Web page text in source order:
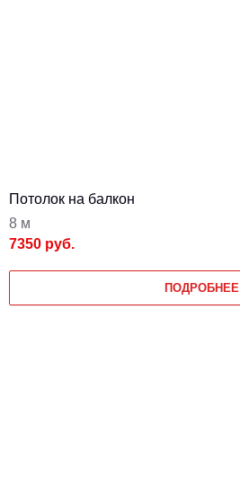
Потолок на балкон
8 м
7350 руб.
ПОДРОБНЕЕ